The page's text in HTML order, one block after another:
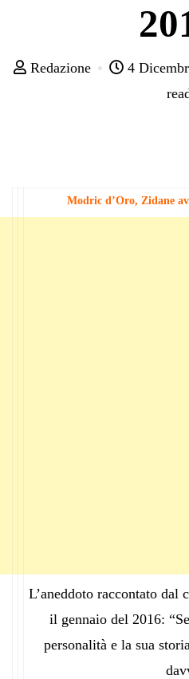
Redazione 4
Modric d’Oro, Zidane
L’aneddoto raccontato dal
il gennaio del 2016:
personalità e la sua